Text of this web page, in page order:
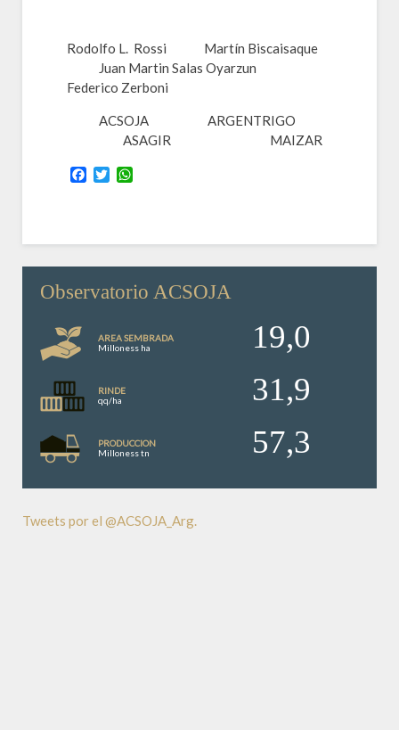
Rodolfo L. Rossi Martín Biscaisaque
Juan Martin Salas Oyarzun
Federico Zerboni
ACSOJA ARGENTRIGO
ASAGIR MAIZAR
Facebook
Twitter
Observatorio ACSOJA
AREA SEMBRADA
Milloness ha
19,0
RINDE
qq/ha
31,9
PRODUCCION
Milloness tn
57,3
Tweets por el @ACSOJA_Arg.